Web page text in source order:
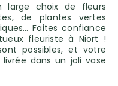
large choix de fleurs
de plantes vertes
Faites confiance
fleuriste à Niort !
possibles, et votre
dans un joli vase